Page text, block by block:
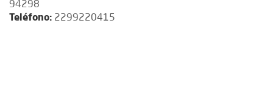
94298
Teléfono: 2299220415